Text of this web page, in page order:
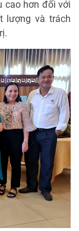
cao hơn đối với
lượng và trách